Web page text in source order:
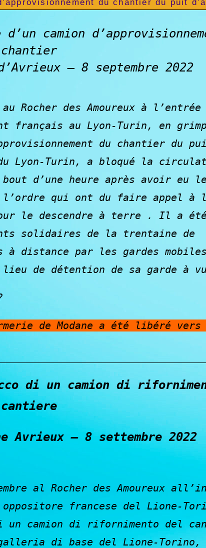
du chantier du puit
camion
chantier
– 8 septembre 2022
Rocher des Amoureux à l’entrée
français au Lyon-Turin, en
du chantier du
Lyon-Turin, a bloqué la
d’une heure après avoir eu
qui ont du faire appel à
le descendre à terre . Il a
solidaires de la trentaine de
à distance par les gardes
de détention de sa garde à
de Modane a été libéré vers
di un camion di
cantiere
Avrieux – 8 settembre 2022
al Rocher des Amoureux
francese del Lione-
un camion di rifornimento del
di base del Lione-Torino,